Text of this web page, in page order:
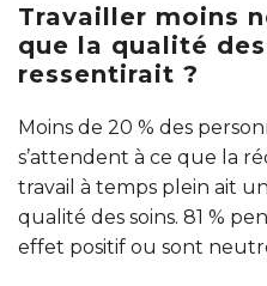
Travailler moins
que la qualité des
ressentirait ?
Moins de 20 % des
s’attendent à ce que la
travail à temps plein ait
qualité des soins. 81 %
effet positif ou sont